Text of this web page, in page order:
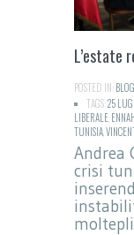
L’estate
POSTED IN:BLOG
TAGS:25
LIBERALE
TUNISIA
Andrea
crisi